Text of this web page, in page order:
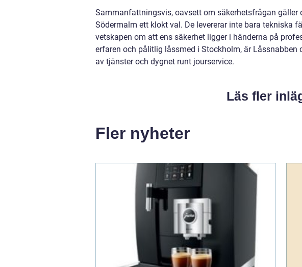
Sammanfattningsvis, oavsett om säkerhetsfrågan gäller
Södermalm ett klokt val. De levererar inte bara tekniska
vetskapen om att ens säkerhet ligger i händerna på
erfaren och pålitlig låssmed i Stockholm, är
av tjänster och dygnet runt jourservice.
Läs fler
Fler nyheter